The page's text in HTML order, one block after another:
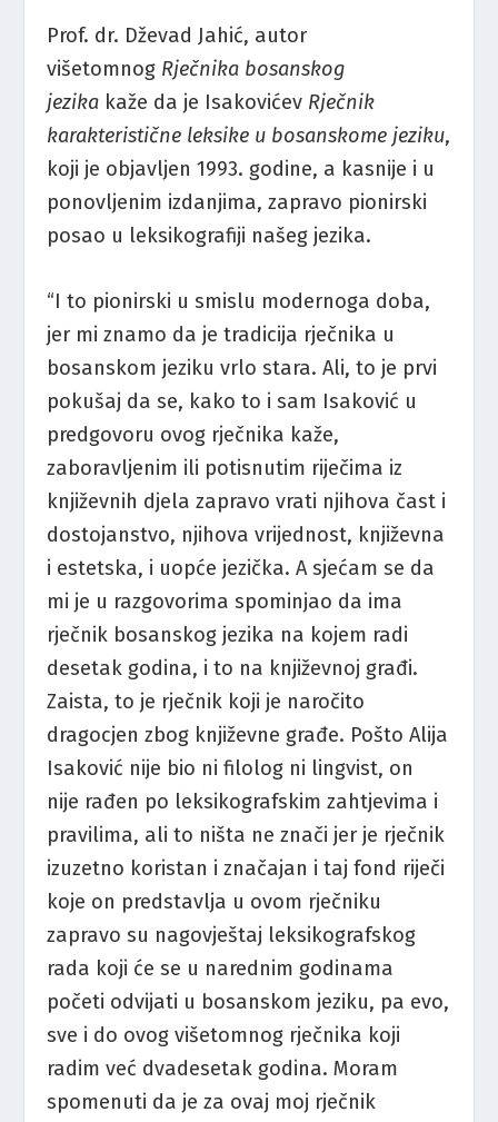
Prof. dr. Dževad Jahić, autor
višetomnog Rječnika bosanskog
jezika kaže da je Isakovićev Rječnik
karakteristične leksike u bosanskome jeziku,
koji je objavljen 1993. godine, a kasnije i u
ponovljenim izdanjima, zapravo pionirski
posao u leksikografiji našeg jezika.
“I to pionirski u smislu modernoga doba,
jer mi znamo da je tradicija rječnika u
bosanskom jeziku vrlo stara. Ali, to je prvi
pokušaj da se, kako to i sam Isaković u
predgovoru ovog rječnika kaže,
zaboravljenim ili potisnutim riječima iz
književnih djela zapravo vrati njihova čast i
dostojanstvo, njihova vrijednost, književna
i estetska, i uopće jezička. A sjećam se da
mi je u razgovorima spominjao da ima
rječnik bosanskog jezika na kojem radi
desetak godina, i to na književnoj građi.
Zaista, to je rječnik koji je naročito
dragocjen zbog književne građe. Pošto Alija
Isaković nije bio ni filolog ni lingvist, on
nije rađen po leksikografskim zahtjevima i
pravilima, ali to ništa ne znači jer je rječnik
izuzetno koristan i značajan i taj fond riječi
koje on predstavlja u ovom rječniku
zapravo su nagovještaj leksikografskog
rada koji će se u narednim godinama
početi odvijati u bosanskom jeziku, pa evo,
sve i do ovog višetomnog rječnika koji
radim već dvadesetak godina. Moram
spomenuti da je za ovaj moj rječnik